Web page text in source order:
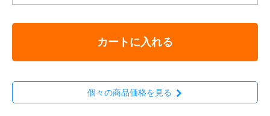
カートに入れる
個々の商品価格を見る